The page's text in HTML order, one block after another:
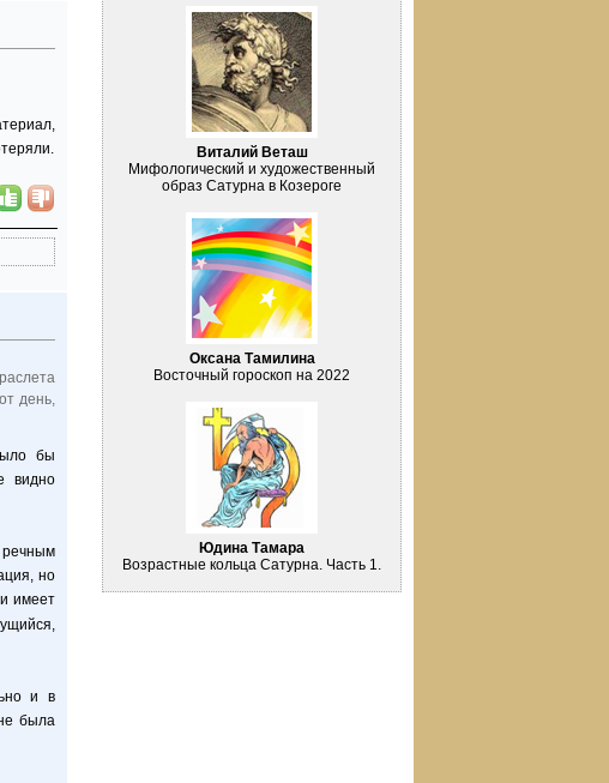
день,
бы
видно
но
имеет
и в
была
Виталий Веташ
Мифологический и художественный
образ Сатурна в Козероге
Оксана Тамилина
Восточный гороскоп на 2022
Юдина Тамара
Возрастные кольца Сатурна. Часть 1.